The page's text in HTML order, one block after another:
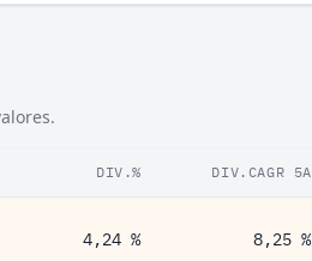
DIV.% DIV.CAGR 5A
4,24 % 8,25 %